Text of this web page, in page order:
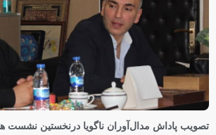
تصویب پاداش مدال‌آوران ناگویا درنخستین نشست